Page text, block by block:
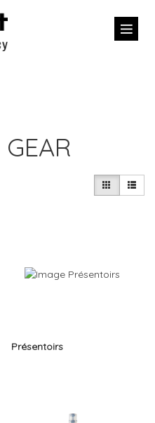
Présentoirs